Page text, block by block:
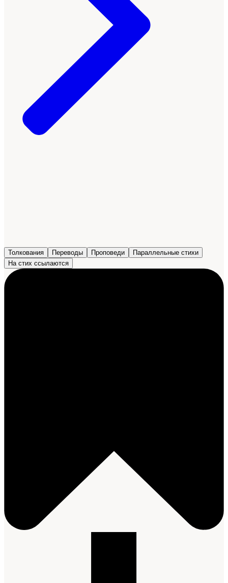
Толкования Переводы Проповеди
Параллельные стихи
На стих ссылаются